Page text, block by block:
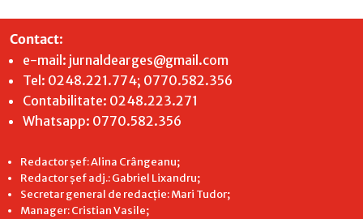
Contact:
e-mail: jurnaldearges@gmail.com
Tel: 0248.221.774; 0770.582.356
Contabilitate: 0248.223.271
Whatsapp: 0770.582.356
Redactor șef: Alina Crângeanu;
Redactor șef adj.: Gabriel Lixandru;
Secretar general de redacție: Mari Tudor;
Manager: Cristian Vasile;